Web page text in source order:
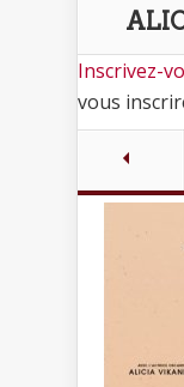
Inscrivez-
vous